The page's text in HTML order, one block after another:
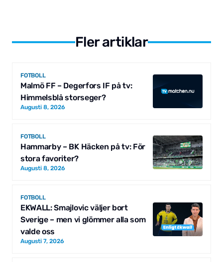
Fler artiklar
FOTBOLL
Malmö FF – Degerfors IF på tv:
Himmelsblå storseger?
Augusti 8, 2026
FOTBOLL
Hammarby – BK Häcken på tv: För
stora favoriter?
Augusti 8, 2026
FOTBOLL
EKWALL: Smajlovic väljer bort
Sverige – men vi glömmer alla som
valde oss
Augusti 7, 2026